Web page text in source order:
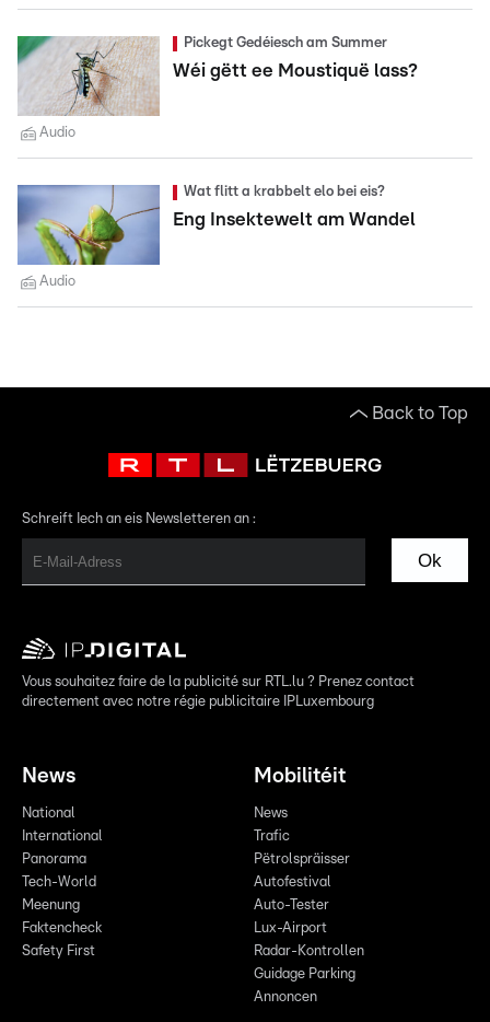
Pickegt Gedéiesch am Summer
Wéi gëtt ee Moustiquë lass?
Audio
Wat flitt a krabbelt elo bei eis?
Eng Insektewelt am Wandel
Audio
Back to Top
Schreift Iech an eis Newsletteren an :
Ok
Vous souhaitez faire de la publicité sur RTL.lu ? Prenez contact
directement avec notre régie publicitaire IPLuxembourg
News
National
International
Panorama
Tech-World
Meenung
Faktencheck
Safety First
Mobilitéit
News
Trafic
Pëtrolspräisser
Autofestival
Auto-Tester
Lux-Airport
Radar-Kontrollen
Guidage Parking
Annoncen